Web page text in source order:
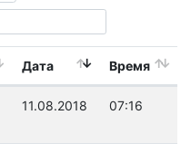
Дата Время
11.08.2018 07:16